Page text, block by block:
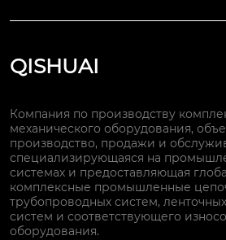
QISHUAI
Компания по производству
механического оборудования,
производство, продажи и
специализирующаяся на
системах и предоставляющая
комплексные промышленные
трубопроводных систем,
систем и соответствующего
оборудования.